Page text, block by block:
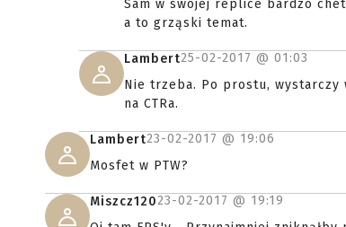
Sam w swojej replice bardzo
a to grząski temat.
Lambert25-02-2017 @ 01:03
Nie trzeba. Po prostu, wystarczy
na CTRa.
Lambert23-02-2017 @ 19:06
Mosfet w PTW?
Miszcz12023-02-2017 @ 19:19